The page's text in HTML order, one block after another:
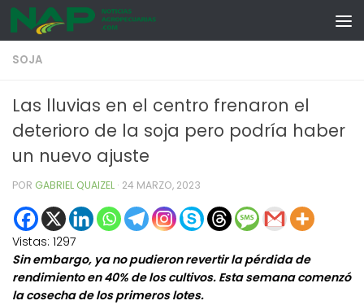
Skip to content
SOJA
Las lluvias en el centro frenaron el
deterioro de la soja pero podría haber
un nuevo ajuste
POR GABRIEL QUAIZEL · 24 MARZO, 2023
Vistas: 1297
Sin embargo, ya no pudieron revertir la pérdida de
rendimiento en 40% de los cultivos. Esta semana comenzó
la cosecha de los primeros lotes.